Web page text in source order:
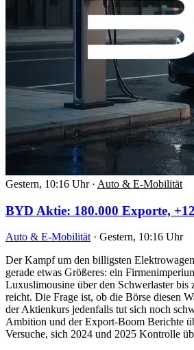
Gestern, 10:16 Uhr · Auto & E-Mobilität
BYD Aktie: 180.000 Exporte,
Auto & E-Mobilität · Gestern, 10:16 Uhr
Der Kampf um den billigsten
gerade etwas Größeres: ein
Luxuslimousine über den Schwerlaster bis
reicht. Die Frage ist, ob die Börse diesen
der Aktienkurs jedenfalls tut sich noch
Ambition und der Export-Boom Berichte
Versuche, sich 2024 und 2025 Kontrolle